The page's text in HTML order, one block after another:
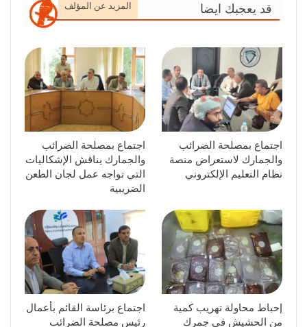
قد يعجبك ايضا المزيد عن المؤلف
اجتماع بمصلحة الضرائب
والجمارك لاستعراض منصة
نظام التعليم الإلكتروني
اجتماع بمصلحة الضرائب
والجمارك يناقش الإشكاليات
التي تواجه عمل لجان الطعن
الضريبية
إحباط محاولة تهريب كمية
من الحشيش في جمرك
اجتماع برئاسة القائم بأعمال
رئيس مصلحة الضرائب